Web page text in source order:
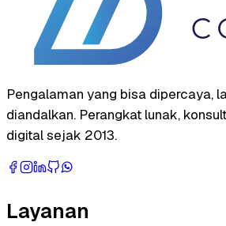
Pengalaman yang bisa dipercaya,
diandalkan. Perangkat lunak,
digital sejak 2013.
Layanan